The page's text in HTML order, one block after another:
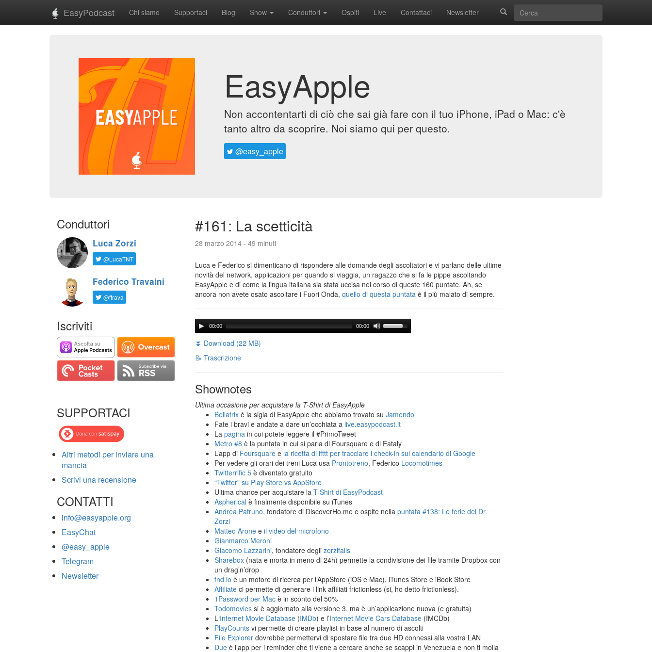
EasyPodcast Chi siamo Supportaci Blog Show Conduttori Ospiti Live Contattaci Newsletter
EasyApple
Non accontentarti di ciò che sai già fare con il tuo iPhone, iPad o Mac: c'è
tanto altro da scoprire. Noi siamo qui per questo.
@easy_apple
Conduttori
Luca Zorzi
@LucaTNT
Federico Travaini
@ftrava
Iscriviti
SUPPORTACI
Altri metodi per inviare una
mancia
Scrivi una recensione
CONTATTI
info@easyapple.org
EasyChat
@easy_apple
Telegram
Newsletter
#161: La scetticità
28 marzo 2014 - 49 minuti
Luca e Federico si dimenticano di rispondere alle domande degli ascoltatori e vi parlano delle ultime
novità del network, applicazioni per quando si viaggia, un ragazzo che si fa le pippe ascoltando
EasyApple e di come la lingua italiana sia stata uccisa nel corso di queste 160 puntate. Ah, se
ancora non avete osato ascoltare i Fuori Onda, quello di questa puntata è il più malato di sempre.
00:00 00:00
⏬ Download (22 MB)
📝 Trascrizione
Shownotes
Ultima occasione per acquistare la T-Shirt di EasyApple
Bellatrix è la sigla di EasyApple che abbiamo trovato su Jamendo
Fate i bravi e andate a dare un’occhiata a live.easypodcast.it
La pagina in cui potete leggere il #PrimoTweet
Metro #8 è la puntata in cui si parla di Foursquare e di Eataly
L’app di Foursquare e la ricetta di ifttt per tracciare i check-in sul calendario di Google
Per vedere gli orari dei treni Luca usa Prontotreno, Federico Locomotimes
Twitterrific 5 è diventato gratuito
“Twitter” su Play Store vs AppStore
Ultima chance per acquistare la T-Shirt di EasyPodcast
Aspherical è finalmente disponibile su iTunes
Andrea Patruno, fondatore di DiscoverHo.me e ospite nella puntata #138: Le ferie del Dr.
Zorzi
Matteo Arone e il video del microfono
Gianmarco Meroni
Giacomo Lazzarini, fondatore degli zorzifails
Sharebox (nata e morta in meno di 24h) permette la condivisione dei file tramite Dropbox con
un drag’n’drop
fnd.io è un motore di ricerca per l’AppStore (iOS e Mac), iTunes Store e iBook Store
Affiliate ci permette di generare i link affiliati frictionless (si, ho detto frictionless).
1Password per Mac è in sconto del 50%
Todomovies si è aggiornato alla versione 3, ma è un’applicazione nuova (e gratuita)
L‘Internet Movie Database (IMDb) e l’Internet Movie Cars Database (IMCDb)
PlayCounts vi permette di creare playlist in base al numero di ascolti
File Explorer dovrebbe permettervi di spostare file tra due HD connessi alla vostra LAN
Due è l’app per i reminder che ti viene a cercare anche se scappi in Venezuela e non ti molla